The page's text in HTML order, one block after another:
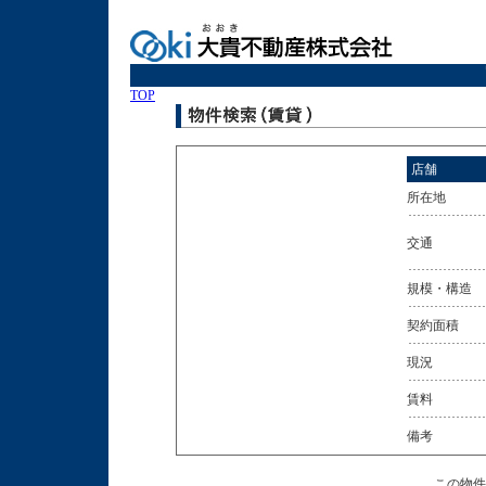
TOP
店舗
所在地
交通
規模・構造
契約面積
現況
賃料
備考